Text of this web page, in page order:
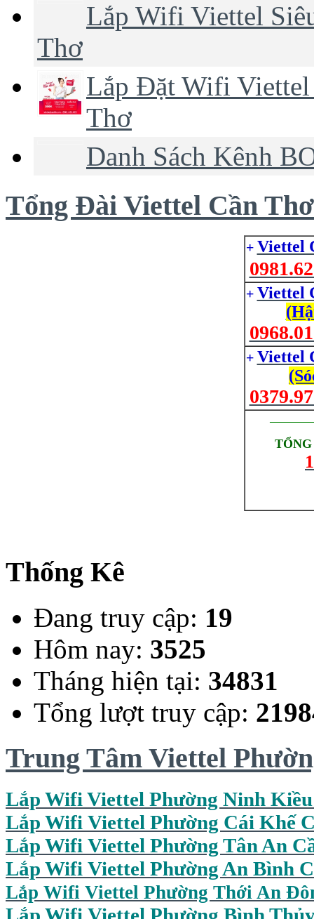
Lắp Wifi Viettel
Thơ
Lắp Đặt Wifi
Thơ
Danh Sách Kênh
Tổng Đài Viettel Cần Thơ
+ Viettel
+ Viettel
+ Viettel
Thống Kê
Đang truy cập: 19
Hôm nay: 3525
Tháng hiện tại: 34831
Tổng lượt truy cập:
Trung Tâm Viettel
Lắp Wifi Viettel Phường Ninh
Lắp Wifi Viettel Phường Cái Khế
Lắp Wifi Viettel Phường Tân An
Lắp Wifi Viettel Phường An Bình
Lắp Wifi Viettel Phường Thới An
Lắp Wifi Viettel Phường Bình